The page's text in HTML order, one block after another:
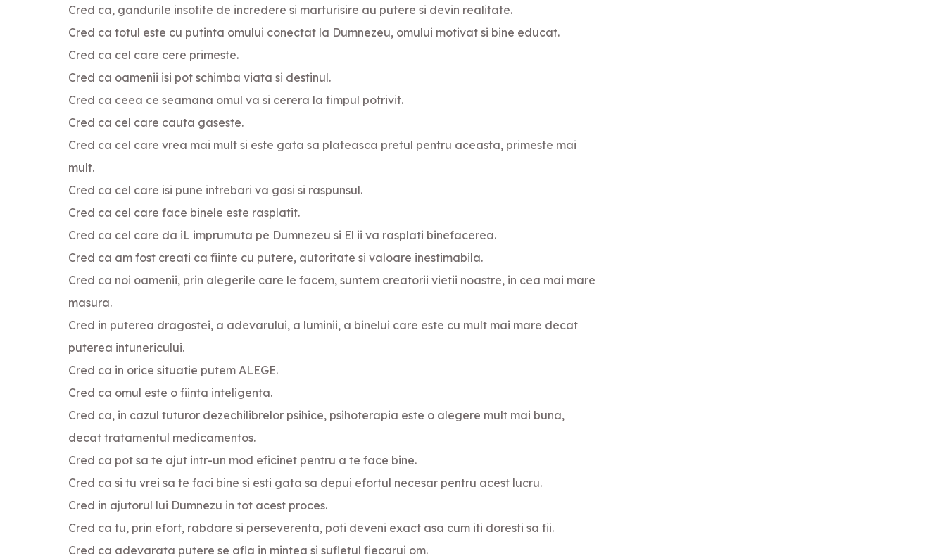
Cred ca, gandurile insotite de incredere si marturisire au putere si devin realitate.
Cred ca totul este cu putinta omului conectat la Dumnezeu, omului motivat si bine educat.
Cred ca cel care cere primeste.
Cred ca oamenii isi pot schimba viata si destinul.
Cred ca ceea ce seamana omul va si cerera la timpul potrivit.
Cred ca cel care cauta gaseste.
Cred ca cel care vrea mai mult si este gata sa plateasca pretul pentru aceasta, primeste mai
mult.
Cred ca cel care isi pune intrebari va gasi si raspunsul.
Cred ca cel care face binele este rasplatit.
Cred ca cel care da iL imprumuta pe Dumnezeu si El ii va rasplati binefacerea.
Cred ca am fost creati ca fiinte cu putere, autoritate si valoare inestimabila.
Cred ca noi oamenii, prin alegerile care le facem, suntem creatorii vietii noastre, in cea mai mare
masura.
Cred in puterea dragostei, a adevarului, a luminii, a binelui care este cu mult mai mare decat
puterea intunericului.
Cred ca in orice situatie putem ALEGE.
Cred ca omul este o fiinta inteligenta.
Cred ca, in cazul tuturor dezechilibrelor psihice, psihoterapia este o alegere mult mai buna,
decat tratamentul medicamentos.
Cred ca pot sa te ajut intr-un mod eficinet pentru a te face bine.
Cred ca si tu vrei sa te faci bine si esti gata sa depui efortul necesar pentru acest lucru.
Cred in ajutorul lui Dumnezu in tot acest proces.
Cred ca tu, prin efort, rabdare si perseverenta, poti deveni exact asa cum iti doresti sa fii.
Cred ca adevarata putere se afla in mintea si sufletul fiecarui om.